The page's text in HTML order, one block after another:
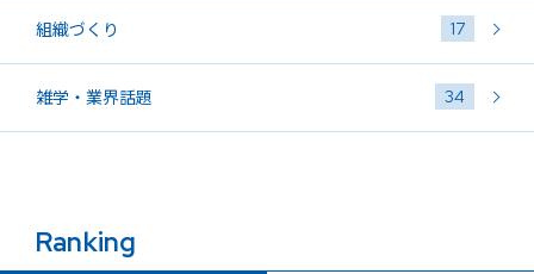
組織づくり 17
雑学・業界話題 34
Ranking